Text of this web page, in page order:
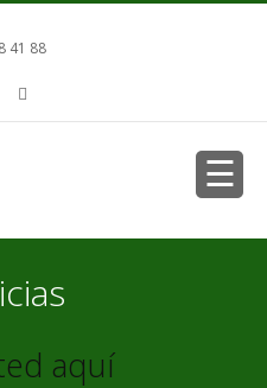
41 88
aquí